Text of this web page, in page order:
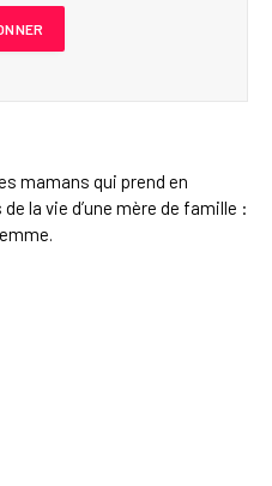
mamans qui prend en
la vie d’une mère de famille :